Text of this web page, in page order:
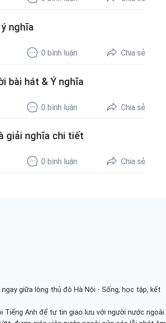
nghĩa
0bình luận Chia sẻ
bài hát & Ý nghĩa
0bình luận Chia sẻ
giải nghĩa chi tiết
0 bình luận Chia sẻ
ngay giữa lòng thủ đô Hà Nội - Sống, học tập, kết
Tiếng Anh để tự tin giao lưu với người nước ngoài.